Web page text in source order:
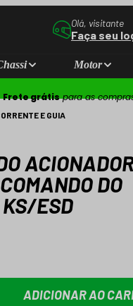
Olá, visitante
Faça seu
Motor
Frete grátispara as
E GUIA
DO
ESD
ADICIONAR AO